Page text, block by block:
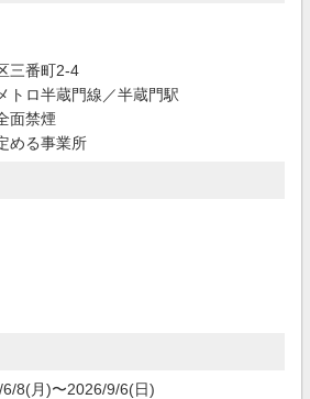
三番町2-4
トロ半蔵門線／半蔵門駅
面禁煙
める事業所
8(月)〜2026/9/6(日)